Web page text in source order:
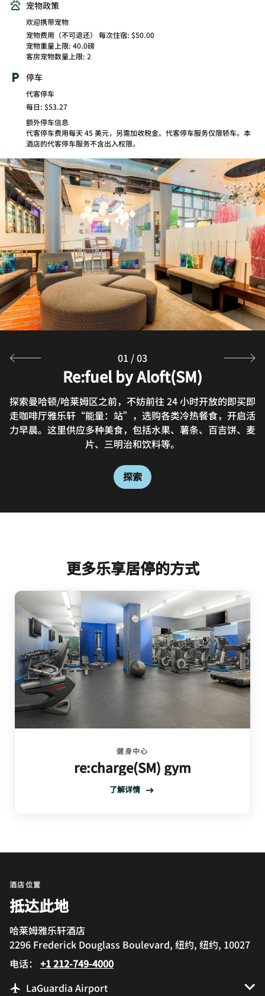
宠物政策
欢迎携带宠物
宠物费用（不可退还） 每次住宿: $50.00
宠物重量上限: 40.0磅
客房宠物数量上限: 2
停车
代客停车
每日: $53.27
额外停车信息
代客停车费用每天 45 美元，另需加收税金。代客停车服务仅限轿车。本
酒店的代客停车服务不含出入权限。
Re:fuel by Aloft(SM)
探索曼哈顿/哈莱姆区之前，不妨前往 24 小时开放的即买即
走咖啡厅雅乐轩“能量：站”，选购各类冷热餐食，开启活
力早晨。这里供应多种美食，包括水果、薯条、百吉饼、麦
片、三明治和饮料等。
探索
W XYZ by Aloft(SM)
活力四射的W XYZ酒吧提供全套服务，供应简餐小吃以及丰
富的创意美食，是休闲聚会的理想选地。温馨宜人的环境以
及手调鸡尾酒，为您的纽约曼哈顿之旅锦上添花。
探索
W XYZ(SM) Bar
Socialize with friends and strangers at Aloft
Harlem’s W XYZ bar. Signature cocktails, wine, beer,
and food make this an upbeat bar with character.
Whether you’re getting ready for a night on the town
or just finishing up, our hotel bar fits the bill
探索
01 /03
更多乐享居停的方式
健身中心
re:charge(SM) gym
了解详情
酒店位置
抵达此地
哈莱姆雅乐轩酒店
2296 Frederick Douglass Boulevard, 纽约, 纽约, 10027
电话： +1 212-749-4000
LaGuardia Airport